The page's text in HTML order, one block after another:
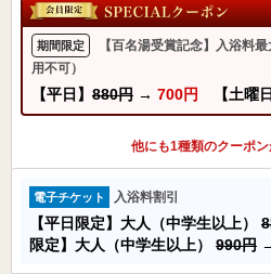
期間限定
【百名湯受賞記念】入浴料
用不可）
【平日】 880円 → 700円 【土曜日
他にも1種類のクーポ
電子チケット 入浴料割引
【平日限定】大人（中学生以上）
限定】大人（中学生以上） 990円